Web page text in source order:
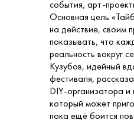
события, арт-
Основная цель
на действие, своим
показывать, что
реальность вокруг
Кузубов, идейный
фестиваля,
DIY-организатора
который может
пока ещё боится